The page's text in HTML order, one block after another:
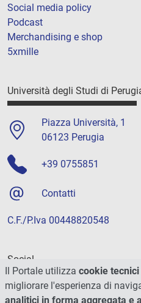
Social media policy
Podcast
Merchandising e shop
5xmille
Università degli Studi di
Piazza Università, 1
06123 Perugia
+39 0755851
Contatti
C.F./P.Iva 00448820548
Social
Il Portale utilizza cookie
migliorare l'esperienza di
analitici in forma aggregata e